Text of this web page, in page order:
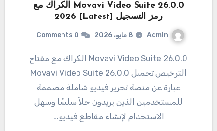
Movavi Video Suite 26.0.0 الكراك مع
رمز التسجيل [Latest] 2026
Admin 8 مايو، 2026 0 Comments
Movavi Video Suite 26.0.0 الكراك مع مفتاح
الترخيص تحميل 26.0.0 Movavi Video Suite
عبارة عن منصة تحرير فيديو شاملة مصممة
للمستخدمين الذين يريدون حلاً سلسًا وسهل
الاستخدام لإنشاء مقاطع فيديو…